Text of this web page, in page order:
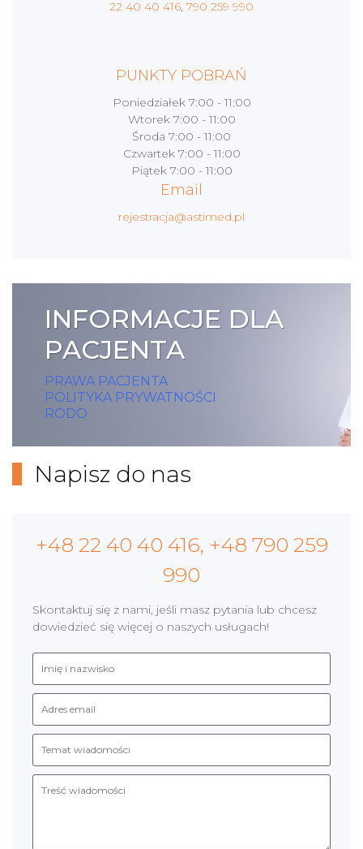
22 40 40 416, 790 259 990
PUNKTY POBRAŃ
Poniedziałek7:00 - 11:00
Wtorek7:00 - 11:00
Środa 7:00 - 11:00
Czwartek7:00 - 11:00
Piątek7:00 - 11:00
Email
rejestracja@astimed.pl
INFORMACJE DLA
PACJENTA
PRAWA PACJENTA
POLITYKA PRYWATNOŚCI
RODO
Napisz do nas
+48 22 40 40 416, +48 790 259
990
Skontaktuj się z nami, jeśli masz pytania lub chcesz
dowiedzieć się więcej o naszych usługach!